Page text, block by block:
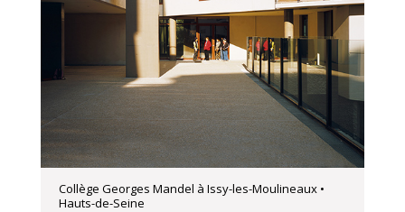
Collège Georges Mandel à Issy-les-Moulineaux •
Hauts-de-Seine